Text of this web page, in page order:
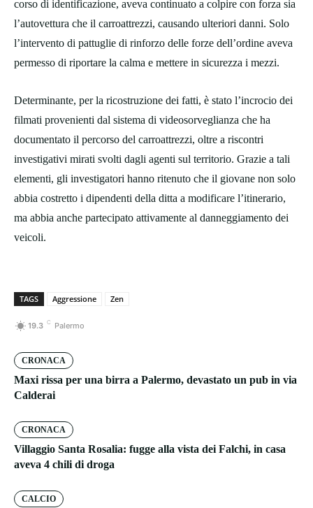
corso di identificazione, aveva continuato a colpire con forza sia
l’autovettura che il carroattrezzi, causando ulteriori danni. Solo
l’intervento di pattuglie di rinforzo delle forze dell’ordine aveva
permesso di riportare la calma e mettere in sicurezza i mezzi.
Determinante, per la ricostruzione dei fatti, è stato l’incrocio dei
filmati provenienti dal sistema di videosorveglianza che ha
documentato il percorso del carroattrezzi, oltre a riscontri
investigativi mirati svolti dagli agenti sul territorio. Grazie a tali
elementi, gli investigatori hanno ritenuto che il giovane non solo
abbia costretto i dipendenti della ditta a modificare l’itinerario,
ma abbia anche partecipato attivamente al danneggiamento dei
veicoli.
TAGS Aggressione Zen
19.3 C Palermo
CRONACA
Maxi rissa per una birra a Palermo, devastato un pub in via
Calderai
CRONACA
Villaggio Santa Rosalia: fugge alla vista dei Falchi, in casa
aveva 4 chili di droga
CALCIO